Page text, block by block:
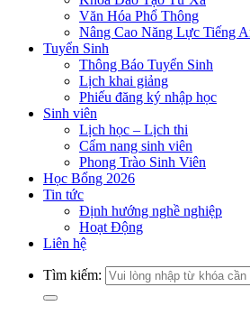
Văn Hóa Phổ Thông
Nâng Cao Năng Lực Tiếng
Tuyển Sinh
Thông Báo Tuyển Sinh
Lịch khai giảng
Phiếu đăng ký nhập học
Sinh viên
Lịch học – Lịch thi
Cẩm nang sinh viên
Phong Trào Sinh Viên
Học Bổng 2026
Tin tức
Định hướng nghề nghiệp
Hoạt Động
Liên hệ
Tìm kiếm: